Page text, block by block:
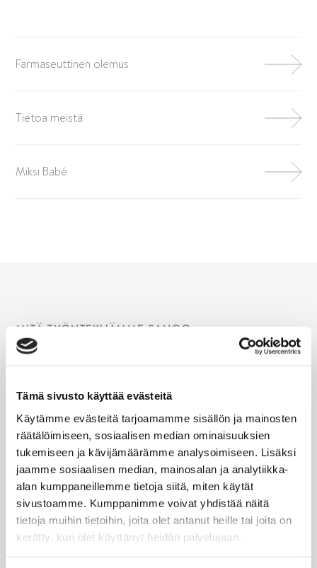
Tämä sivusto käyttää evästeitä
Käytämme evästeitä tarjoamamme sisällön ja mainosten
räätälöimiseen, sosiaalisen median ominaisuuksien
tukemiseen ja kävijämäärämme analysoimiseen. Lisäksi
jaamme sosiaalisen median, mainosalan ja analytiikka-
alan kumppaneillemme tietoja siitä, miten käytät
sivustoamme. Kumppanimme voivat yhdistää näitä
tietoja muihin tietoihin, joita olet antanut heille tai joita on
kerätty, kun olet käyttänyt heidän palvelujaan.
Farmaseuttinen olemus
Tietoa meistä
Miksi Babé
MITÄ TYÖNTEKIJÄMME SANOO
“Yritys, joka varmistaa tasa-arvon
ja tasa-arvon eri työtehtävissä.”